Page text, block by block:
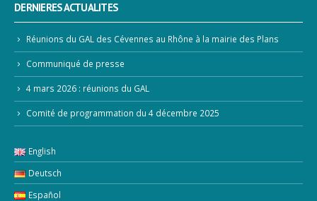
DERNIERES ACTUALITES
Réunions du GAL des Cévennes au Rhône à la mairie des Plans
Communiqué de presse
4 mars 2026 : réunions du GAL
Comité de programmation du 4 décembre 2025
English
Deutsch
Español